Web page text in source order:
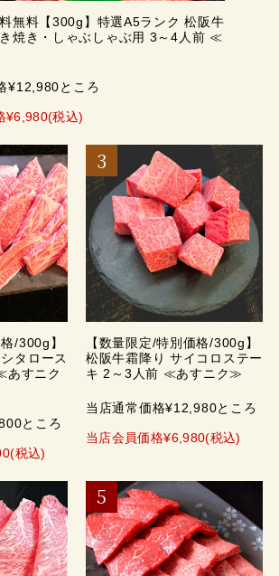
無料【300g】特選A5ランク 松阪牛
焼き・しゃぶしゃぶ用 3～4人前 ≪
¥12,980ところ
¥6,980(税込)
/300g】
タロース
あすニク
ところ
税込)
【数量限定/特別価格/300g】
松阪牛霜降り サイコロステー
キ 2～3人前 ≪あすニク≫
当店通常価格¥12,980ところ
当店会員価格¥6,980(税込)